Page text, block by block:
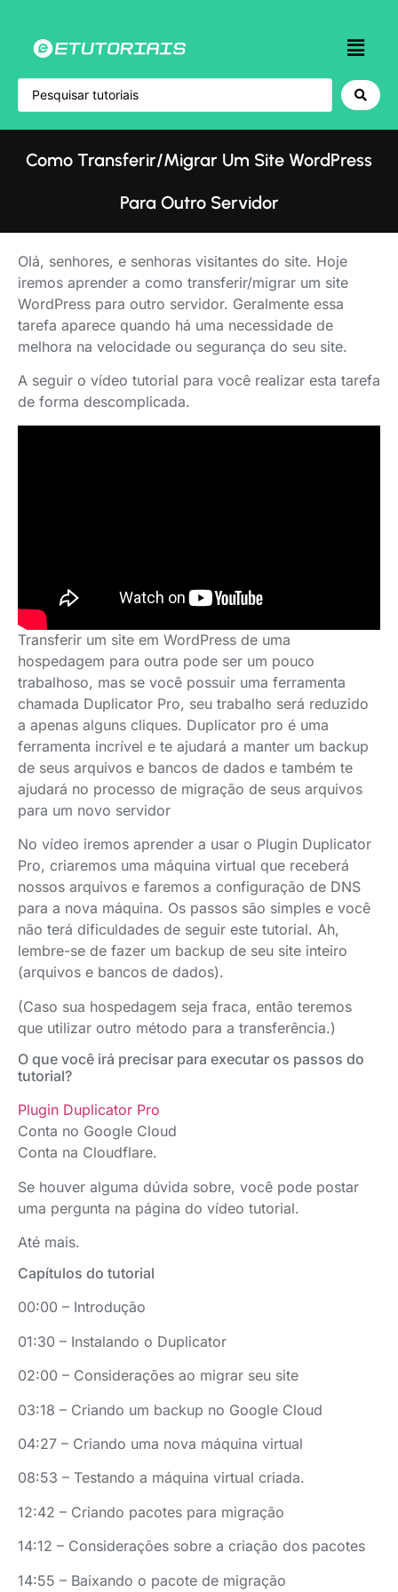
Como Transferir/migrar Um Site WordPress
Para Outro Servidor
Olá, senhores, e senhoras visitantes do site. Hoje
iremos aprender a como transferir/migrar um site
WordPress para outro servidor. Geralmente essa
tarefa aparece quando há uma necessidade de
melhora na velocidade ou segurança do seu site.
A seguir o vídeo tutorial para você realizar esta tarefa
de forma descomplicada.
Transferir um site em WordPress de uma
hospedagem para outra pode ser um pouco
trabalhoso, mas se você possuir uma ferramenta
chamada Duplicator Pro, seu trabalho será reduzido
a apenas alguns cliques. Duplicator pro é uma
ferramenta incrível e te ajudará a manter um backup
de seus arquivos e bancos de dados e também te
ajudará no processo de migração de seus arquivos
para um novo servidor
No vídeo iremos aprender a usar o Plugin Duplicator
Pro, criaremos uma máquina virtual que receberá
nossos arquivos e faremos a configuração de DNS
para a nova máquina. Os passos são simples e você
não terá dificuldades de seguir este tutorial. Ah,
lembre-se de fazer um backup de seu site inteiro
(arquivos e bancos de dados).
(Caso sua hospedagem seja fraca, então teremos
que utilizar outro método para a transferência.)
O que você irá precisar para executar os passos do
tutorial?
Plugin Duplicator Pro
Conta no Google Cloud
Conta na Cloudflare.
Se houver alguma dúvida sobre, você pode postar
uma pergunta na página do vídeo tutorial.
Até mais.
Capítulos do tutorial
00:00 – Introdução
01:30 – Instalando o Duplicator
02:00 – Considerações ao migrar seu site
03:18 – Criando um backup no Google Cloud
04:27 – Criando uma nova máquina virtual
08:53 – Testando a máquina virtual criada.
12:42 – Criando pacotes para migração
14:12 – Considerações sobre a criação dos pacotes
14:55 – Baixando o pacote de migração